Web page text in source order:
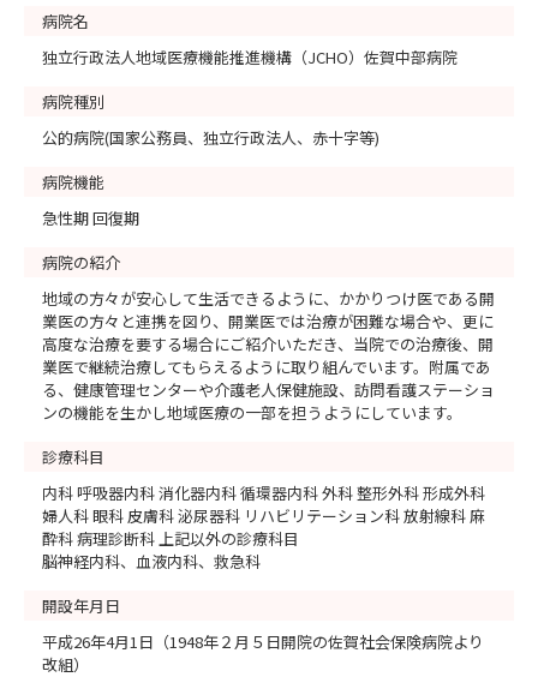
病院名
独立行政法人地域医療機能推進機構（JCHO）佐賀中部病院
病院種別
公的病院(国家公務員、独立行政法人、赤十字等)
病院機能
急性期 回復期
病院の紹介
地域の方々が安心して生活できるように、かかりつけ医である開
業医の方々と連携を図り、開業医では治療が困難な場合や、更に
高度な治療を要する場合にご紹介いただき、当院での治療後、開
業医で継続治療してもらえるように取り組んでいます。附属であ
る、健康管理センターや介護老人保健施設、訪問看護ステーショ
ンの機能を生かし地域医療の一部を担うようにしています。
診療科目
内科 呼吸器内科 消化器内科 循環器内科 外科 整形外科 形成外科
婦人科 眼科 皮膚科 泌尿器科 リハビリテーション科 放射線科 麻
酔科 病理診断科 上記以外の診療科目
脳神経内科、血液内科、救急科
開設年月日
平成26年4月1日（1948年２月５日開院の佐賀社会保険病院より
改組）